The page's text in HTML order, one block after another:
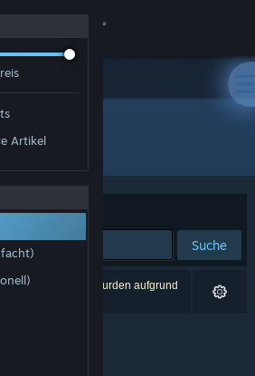
Artikel
Suche
Suche. 2 Titel wurden aufgrund